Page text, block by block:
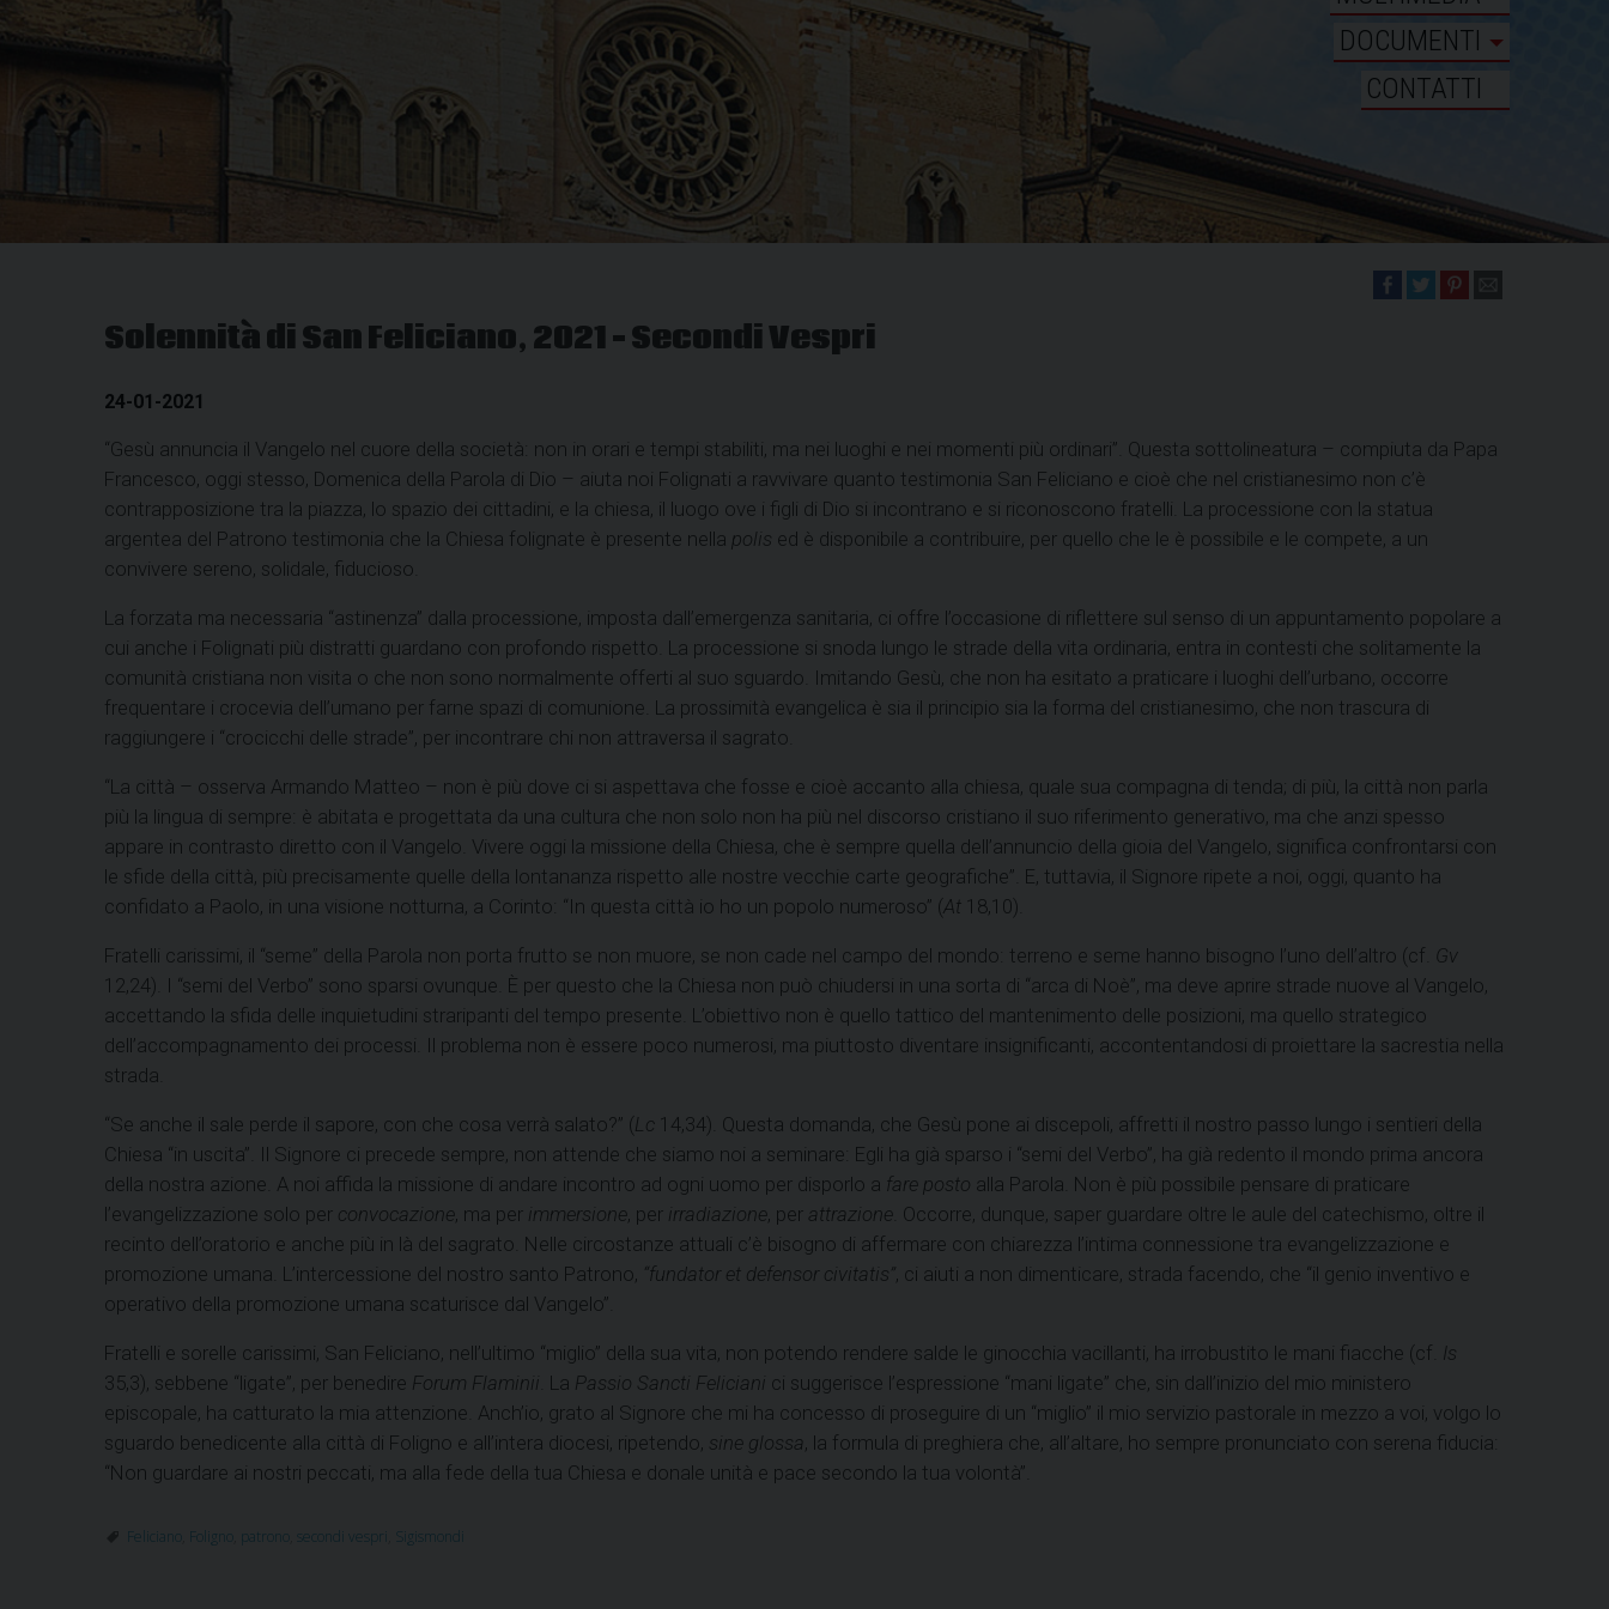
DOCUMENTI
CONTATTI
Solennità di San Feliciano, 2021 – Secondi Vespri
24-01-2021
“Gesù annuncia il Vangelo nel cuore della società: non in orari e tempi stabiliti, ma nei luoghi e nei momenti più ordinari”. Questa sottolineatura – compiuta da Papa
Francesco, oggi stesso, Domenica della Parola di Dio – aiuta noi Folignati a ravvivare quanto testimonia San Feliciano e cioè che nel cristianesimo non c’è
contrapposizione tra la piazza, lo spazio dei cittadini, e la chiesa, il luogo ove i figli di Dio si incontrano e si riconoscono fratelli. La processione con la statua
argentea del Patrono testimonia che la Chiesa folignate è presente nella polis ed è disponibile a contribuire, per quello che le è possibile e le compete, a un
convivere sereno, solidale, fiducioso.
La forzata ma necessaria “astinenza” dalla processione, imposta dall’emergenza sanitaria, ci offre l’occasione di riflettere sul senso di un appuntamento popolare a
cui anche i Folignati più distratti guardano con profondo rispetto. La processione si snoda lungo le strade della vita ordinaria, entra in contesti che solitamente la
comunità cristiana non visita o che non sono normalmente offerti al suo sguardo. Imitando Gesù, che non ha esitato a praticare i luoghi dell’urbano, occorre
frequentare i crocevia dell’umano per farne spazi di comunione. La prossimità evangelica è sia il principio sia la forma del cristianesimo, che non trascura di
raggiungere i “crocicchi delle strade”, per incontrare chi non attraversa il sagrato.
“La città – osserva Armando Matteo – non è più dove ci si aspettava che fosse e cioè accanto alla chiesa, quale sua compagna di tenda; di più, la città non parla
più la lingua di sempre: è abitata e progettata da una cultura che non solo non ha più nel discorso cristiano il suo riferimento generativo, ma che anzi spesso
appare in contrasto diretto con il Vangelo. Vivere oggi la missione della Chiesa, che è sempre quella dell’annuncio della gioia del Vangelo, significa confrontarsi con
le sfide della città, più precisamente quelle della lontananza rispetto alle nostre vecchie carte geografiche”. E, tuttavia, il Signore ripete a noi, oggi, quanto ha
confidato a Paolo, in una visione notturna, a Corinto: “In questa città io ho un popolo numeroso” (At 18,10).
Fratelli carissimi, il “seme” della Parola non porta frutto se non muore, se non cade nel campo del mondo: terreno e seme hanno bisogno l’uno dell’altro (cf. Gv
12,24). I “semi del Verbo” sono sparsi ovunque. È per questo che la Chiesa non può chiudersi in una sorta di “arca di Noè”, ma deve aprire strade nuove al Vangelo,
accettando la sfida delle inquietudini straripanti del tempo presente. L’obiettivo non è quello tattico del mantenimento delle posizioni, ma quello strategico
dell’accompagnamento dei processi. Il problema non è essere poco numerosi, ma piuttosto diventare insignificanti, accontentandosi di proiettare la sacrestia nella
strada.
“Se anche il sale perde il sapore, con che cosa verrà salato?” (Lc 14,34). Questa domanda, che Gesù pone ai discepoli, affretti il nostro passo lungo i sentieri della
Chiesa “in uscita”. Il Signore ci precede sempre, non attende che siamo noi a seminare: Egli ha già sparso i “semi del Verbo”, ha già redento il mondo prima ancora
della nostra azione. A noi affida la missione di andare incontro ad ogni uomo per disporlo a fare posto alla Parola. Non è più possibile pensare di praticare
l’evangelizzazione solo per convocazione, ma per immersione, per irradiazione, per attrazione . Occorre, dunque, saper guardare oltre le aule del catechismo, oltre il
recinto dell’oratorio e anche più in là del sagrato. Nelle circostanze attuali c’è bisogno di affermare con chiarezza l’intima connessione tra evangelizzazione e
promozione umana. L’intercessione del nostro santo Patrono, “fundator et defensor civitatis”, ci aiuti a non dimenticare, strada facendo, che “il genio inventivo e
operativo della promozione umana scaturisce dal Vangelo”.
Fratelli e sorelle carissimi, San Feliciano, nell’ultimo “miglio” della sua vita, non potendo rendere salde le ginocchia vacillanti, ha irrobustito le mani fiacche (cf. Is
35,3), sebbene “ligate”, per benedire Forum Flaminii . La Passio Sancti Feliciani ci suggerisce l’espressione “mani ligate” che, sin dall’inizio del mio ministero
episcopale, ha catturato la mia attenzione. Anch’io, grato al Signore che mi ha concesso di proseguire di un “miglio” il mio servizio pastorale in mezzo a voi, volgo lo
sguardo benedicente alla città di Foligno e all’intera diocesi, ripetendo, sine glossa, la formula di preghiera che, all’altare, ho sempre pronunciato con serena fiducia:
“Non guardare ai nostri peccati, ma alla fede della tua Chiesa e donale unità e pace secondo la tua volontà”.
Feliciano Foligno patrono secondi vespri Sigismondi